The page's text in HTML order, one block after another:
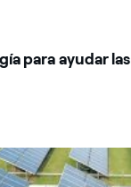
para ayudar